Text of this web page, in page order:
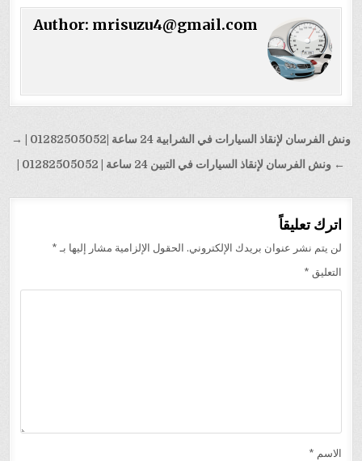
Author: mrisuzu4@gmail.com
تصفّح
المقالات
ونش الفرسان لإنقاذ السيارات في الشرابية 24 ساعة |01282505052 | →
← ونش الفرسان لإنقاذ السيارات في التبين 24 ساعة | 01282505052 |
اترك تعليقاً
لن يتم نشر عنوان بريدك الإلكتروني. الحقول الإلزامية مشار إليها بـ *
التعليق *
الاسم *